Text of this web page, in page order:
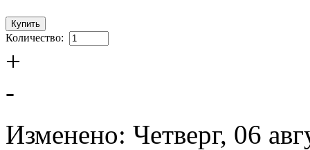
Количество:
+
-
Изменено: Четверг, 06